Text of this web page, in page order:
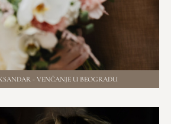
- VENČANJE U BEOGRADU